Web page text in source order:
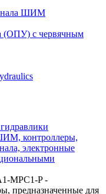
ШИМ
(ОПУ) с червячным
контроллеры,
электронные
MPC1-P -
предназначенные для